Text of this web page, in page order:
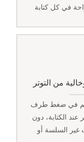
من التوتر
في ضغط طرف
الكتابة، دون
غير السلسة أو